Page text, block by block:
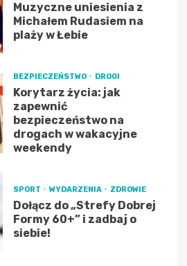
Muzyczne uniesienia z
Michałem Rudasiem na
plaży w Łebie
BEZPIECZEŃSTWO DROGI
Korytarz życia: jak
zapewnić
bezpieczeństwo na
drogach w wakacyjne
weekendy
SPORT WYDARZENIA ZDROWIE
Dołącz do „Strefy Dobrej
Formy 60+” i zadbaj o
siebie!